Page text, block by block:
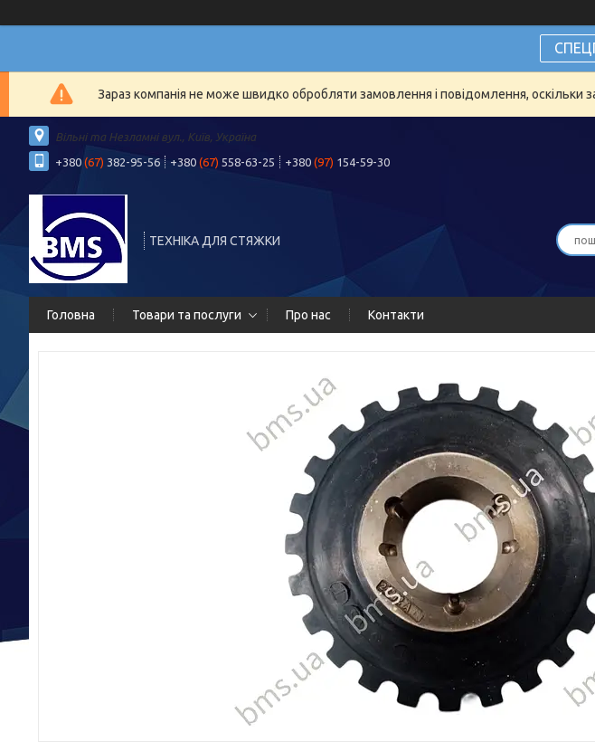
Зараз компанія не може швидко обробляти замовлення і повідомлення, оскільки
Вільні та Незламні вул., Київ, Україна
+380 (67) 382-95-56 +380 (67) 558-63-25 +380 (97) 154-59-30
ТЕХНІКА ДЛЯ СТЯЖКИ
Головна Товари та послуги Про нас Контакти